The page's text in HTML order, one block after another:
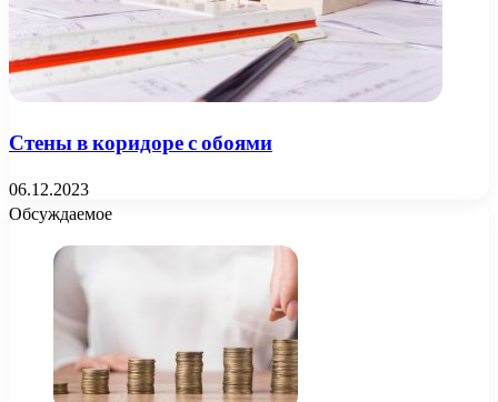
Стены в коридоре с обоями
06.12.2023
Обсуждаемое